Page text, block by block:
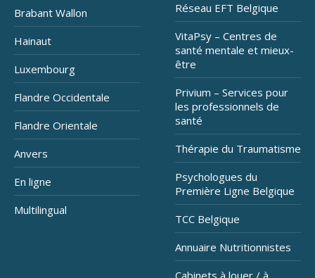
Brabant Wallon
Hainaut
Luxembourg
Flandre Occidentale
Flandre Orientale
Anvers
En ligne
Multilingual
Réseau EFT Belgique
VitaPsy – Centres de
santé mentale et mieux-
être
Privium – Services pour
les professionnels de
santé
Thérapie du Traumatisme
Psychologues du
Première Ligne Belgique
TCC Belgique
Annuaire Nutritionnistes